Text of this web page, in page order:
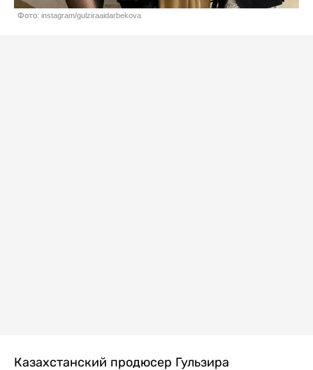
Фото: instagram/gulziraaidarbekova
Казахстанский продюсер Гульзира